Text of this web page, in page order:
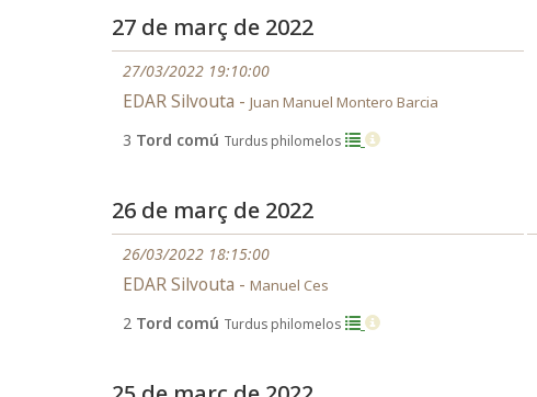
27 de març de 2022
27/03/2022 19:10:00
EDAR Silvouta - Juan Manuel Montero Barcia
3 Tord comú Turdus philomelos
26 de març de 2022
26/03/2022 18:15:00
EDAR Silvouta - Manuel Ces
2 Tord comú Turdus philomelos